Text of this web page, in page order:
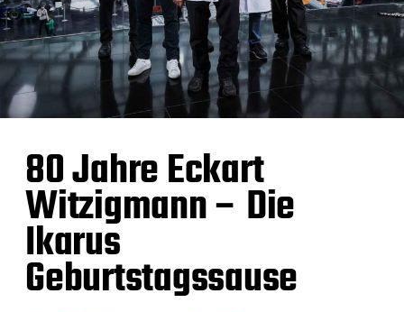
80 Jahre Eckart
Witzigmann – Die
Ikarus
Geburtstagssause